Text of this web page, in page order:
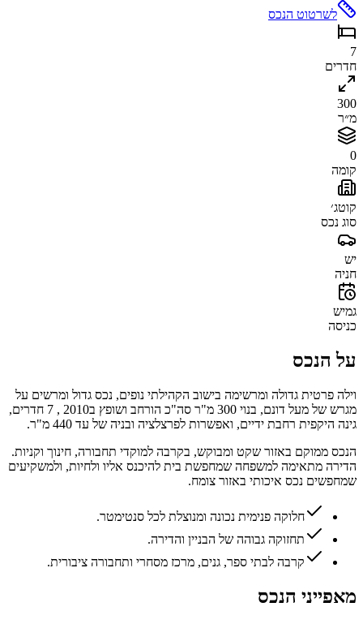
לשרטוט הנכס
7
חדרים
300
מ״ר
0
קומה
קוטג׳
סוג נכס
יש
חניה
גמיש
כניסה
על הנכס
וילה פרטית גדולה ומרשימה בישוב הקהילתי נופים, נכס גדול ומרשים על
מגרש של מעל דונם, בנוי 300 מ"ר סה"כ הורחב ושופץ ב2010 , 7 חדרים,
גינה היקפית רחבת ידיים, ואפשרות לפרצלציה ובניה של עד 440 מ"ר.
הנכס ממוקם באזור שקט ומבוקש, בקרבה למוקדי תחבורה, חינוך וקניות.
הדירה מתאימה למשפחה שמחפשת בית להיכנס אליו ולחיות, ולמשקיעים
שמחפשים נכס איכותי באזור צומח.
חלוקה פנימית נכונה ומנוצלת לכל סנטימטר.
תחזוקה גבוהה של הבניין והדירה.
קרבה לבתי ספר, גנים, מרכז מסחרי ותחבורה ציבורית.
מאפייני הנכס